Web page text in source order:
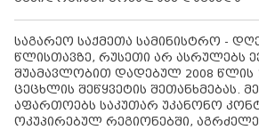
საგარეო საქმეთა სამინისტრო -
წლისთავზე, რუსეთი არ ასრულებს
შუამავლობით დადებულ 2008 წლის
ცეცხლის შეწყვეტის შეთანხმებას.
აფართოებს საკუთარ უკანონო
ოკუპირებულ რეგიონებში,